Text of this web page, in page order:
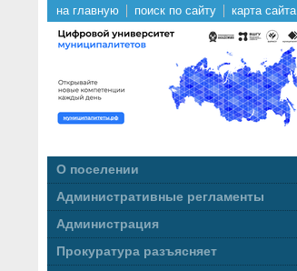
на главную поиск по сайту карта сайта
О поселении
Административные регламенты
Администрация
Прокуратура разъясняет